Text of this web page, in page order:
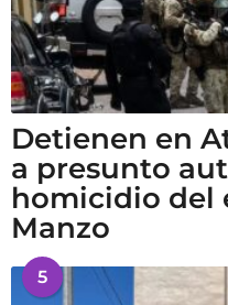
Detienen en
a presunto
homicidio del
Manzo
5